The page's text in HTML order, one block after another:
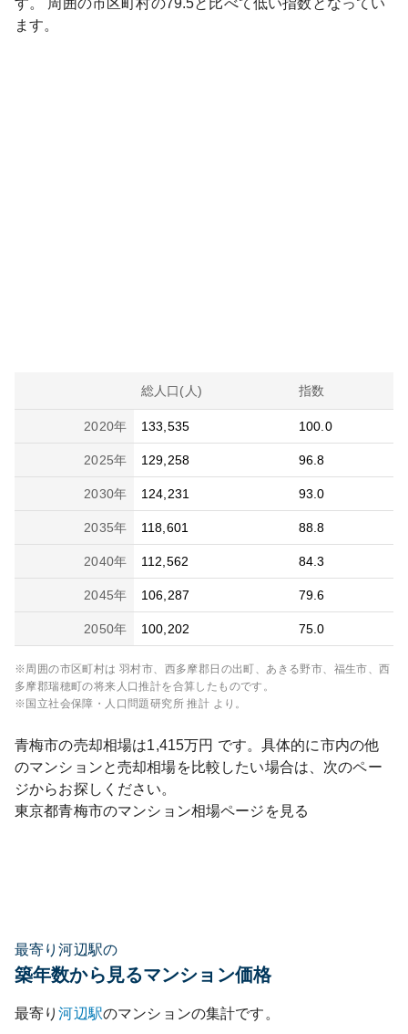
す。 周囲の市区町村の79.5と比べて 低い指数となってい
ます。
総人口(人) 指数
2020年 133,535 100.0
2025年 129,258 96.8
2030年 124,231 93.0
2035年 118,601 88.8
2040年 112,562 84.3
2045年 106,287 79.6
2050年 100,202 75.0
※周囲の市区町村は 羽村市、西多摩郡日の出町、あきる野市、福生市、西
多摩郡瑞穂町の将来人口推計を合算したものです。
※国立社会保障・人口問題研究所 推計 より。
青梅市の売却相場は1,415万円 です。具体的に市内の他
のマンションと売却相場を比較したい場合は、次のペー
ジからお探しください。
東京都青梅市のマンション相場ページを見る
最寄り河辺駅の
築年数から見るマンション価格
最寄り河辺駅のマンションの集計です。